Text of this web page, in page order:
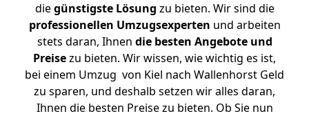
diegünstigste Lösung zu bieten. Wir sind die
professionellen Umzugsexperten und arbeiten
stets daran, Ihnen die besten Angebote und
Preisezu bieten. Wir wissen, wie wichtig es ist,
bei einem Umzug von Kiel nach Wallenhorst Geld
zu sparen, und deshalb setzen wir alles daran,
Ihnen die besten Preise zu bieten. Ob Sie nun